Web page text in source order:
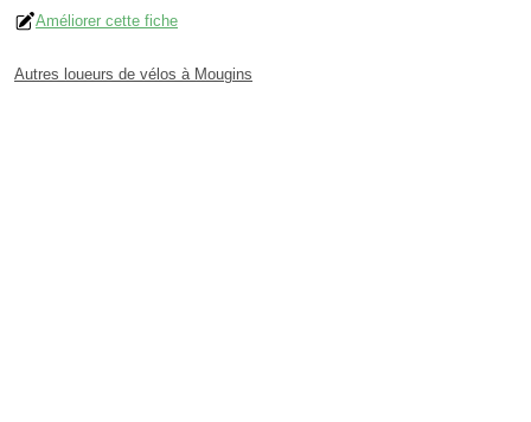
Améliorer cette fiche
Autres loueurs de vélos à Mougins